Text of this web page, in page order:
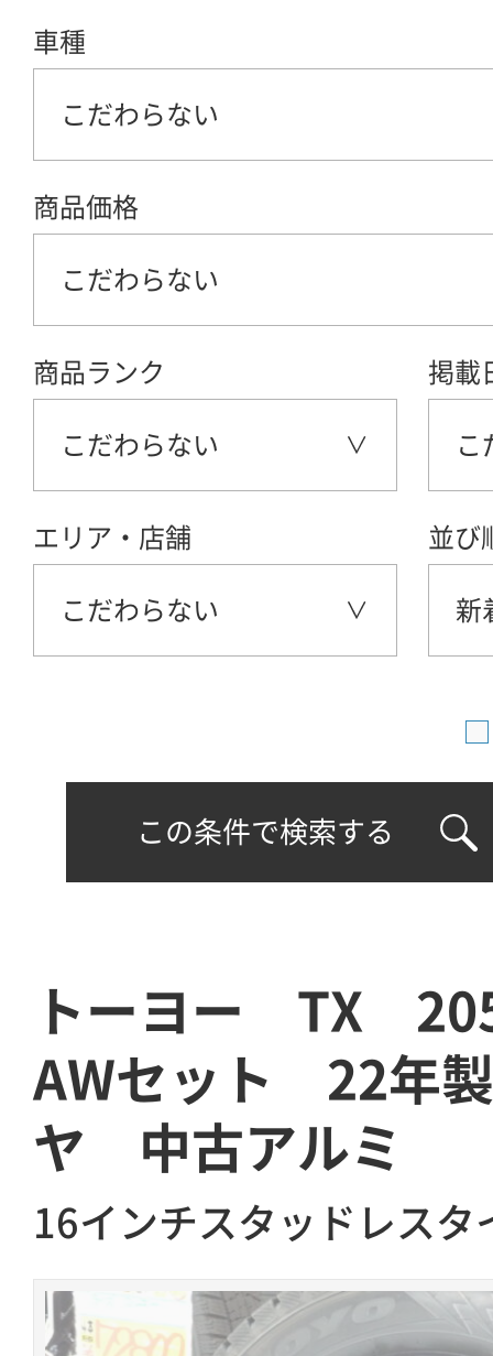
車種
こだわらない
商品価格
こだわらない
商品ランク
こだわらない
掲載
こ
エリア・店舗
こだわらない
並び
新
この条件で検索する
トーヨー TX
AWセット 22年
ヤ 中古アルミ
16インチスタッドレスタ